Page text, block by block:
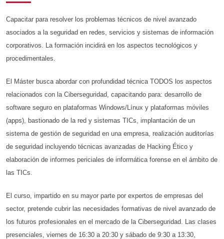
Capacitar para resolver los problemas técnicos de nivel avanzado
asociados a la seguridad en redes, servicios y sistemas de información
corporativos. La formación incidirá en los aspectos tecnológicos y
procedimentales.
El Máster busca abordar con profundidad técnica TODOS los aspectos
relacionados con la Ciberseguridad, capacitando para: desarrollo de
software seguro en plataformas Windows/Línux y plataformas móviles
(apps), bastionado de la red y sistemas TICs, implantación de un
sistema de gestión de seguridad en una empresa, realización auditorías
de seguridad incluyendo técnicas avanzadas de Hacking Ético y
elaboración de informes periciales de informática forense en el ámbito de
las TICs.
El curso, impartido en su mayor parte por expertos de empresas del
sector, pretende cubrir las necesidades formativas de nivel avanzado de
los futuros profesionales en el mercado de la Ciberseguridad. Las clases
presenciales, viernes de 16:30 a 20:30 y sábado de 9:30 a 13:30,